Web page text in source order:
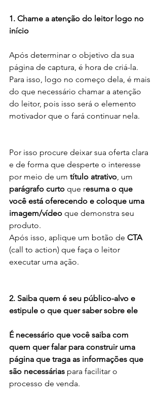
1. Chame a atenção do leitor logo no
início
Após determinar o objetivo da sua
página de captura, é hora de criá-la.
Para isso, logo no começo dela, é mais
do que necessário chamar a atenção
do leitor, pois isso será o elemento
motivador que o fará continuar nela.
Por isso procure deixar sua oferta clara
e de forma que desperte o interesse
por meio de um título atrativo, um
parágrafo curto que resuma o que
você está oferecendo e coloque uma
imagem/vídeo que demonstra seu
produto.
Após isso, aplique um botão de CTA
(call to action) que faça o leitor
executar uma ação.
2. Saiba quem é seu público-alvo e
estipule o que quer saber sobre ele
É necessário que você saiba com
quem quer falar para construir uma
página que traga as informações que
são necessárias para facilitar o
processo de venda.